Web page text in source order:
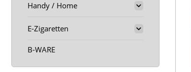
Handy / Home
E-Zigaretten
B-WARE